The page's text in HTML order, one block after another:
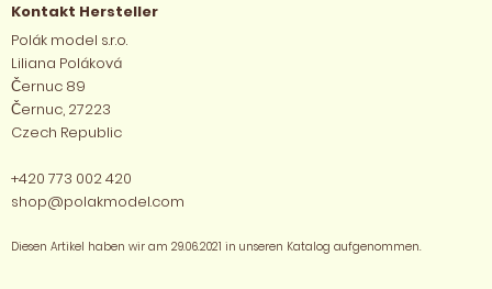
Kontakt Hersteller
Polák model s.r.o.
Liliana Poláková
Černuc 89
Černuc, 27223
Czech Republic
+420 773 002 420
shop@polakmodel.com
Diesen Artikel haben wir am 29.06.2021 in unseren Katalog aufgenommen.